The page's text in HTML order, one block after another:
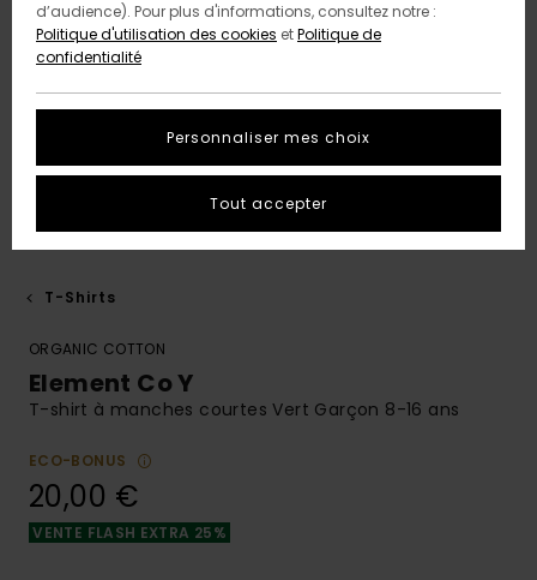
T-Shirts
ORGANIC COTTON
Element Co Y
T-shirt à manches courtes Vert Garçon 8-16 ans
ECO-BONUS
20,00 €
VENTE FLASH EXTRA 25%
d’audience). Pour plus d'informations, consultez notre :
Politique d'utilisation des cookies etPolitique de
confidentialité
Personnaliser mes choix
Tout accepter